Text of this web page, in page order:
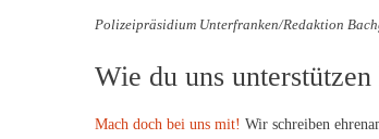
Polizeipräsidium Unterfranken/Redaktion
Wie du uns unterstützen
Mach doch bei uns mit! Wir schreiben